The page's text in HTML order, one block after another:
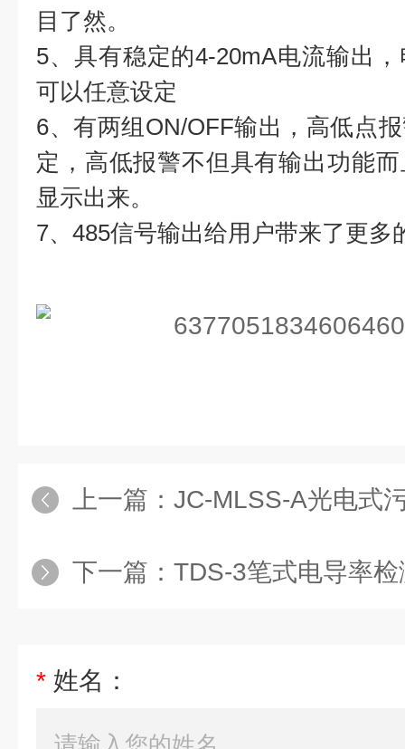
目了然。
5、具有稳定的4-20mA电流输出
可以任意设定
6、有两组ON/OFF输出，高低点
定，高低报警不但具有输出功能
显示出来。
7、485信号输出给用户带来了更多
上一篇： JC-MLSS-A光电式污泥浓
下一篇： TDS-3笔式电导率检
* 姓名：